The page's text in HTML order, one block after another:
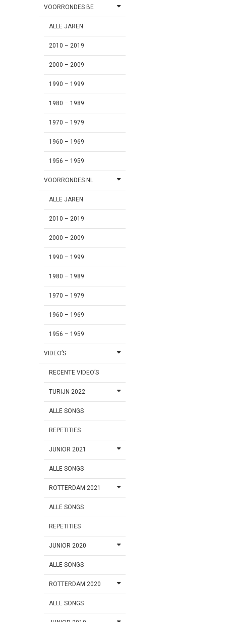
VOORRONDES BE
ALLE JAREN
2010 – 2019
2000 – 2009
1990 – 1999
1980 – 1989
1970 – 1979
1960 – 1969
1956 – 1959
VOORRONDES NL
ALLE JAREN
2010 – 2019
2000 – 2009
1990 – 1999
1980 – 1989
1970 – 1979
1960 – 1969
1956 – 1959
VIDEO’S
RECENTE VIDEO’S
TURIJN 2022
ALLE SONGS
REPETITIES
JUNIOR 2021
ALLE SONGS
ROTTERDAM 2021
ALLE SONGS
REPETITIES
JUNIOR 2020
ALLE SONGS
ROTTERDAM 2020
ALLE SONGS